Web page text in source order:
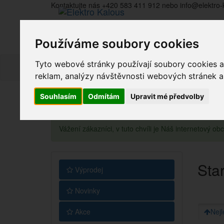
Používáme soubory cookies
Tyto webové stránky používají soubory cookies
reklam, analýzy návštěvnosti webových stránek
Souhlasím Odmítám Upravit mé předvolby
Kontaktujte nás +420 583 411 912 nebo
Vážení zákazníci, v tuto chvíli je Náš internetový
Výprodej
Novinky
Akce